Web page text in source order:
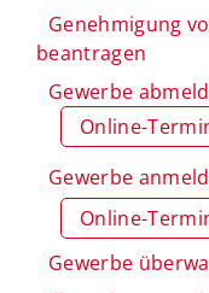
Genehmigung
beantragen
Gewerbe
Online-
Gewerbe
Online-
Gewerbe